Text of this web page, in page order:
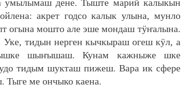
умылымаш дене. Тыште марий калыкын
акрет годсо калык улына, мунло
огына мошто але эше мондаш тӱҥалына.
тидын нерген кычкыраш огеш кӱл, а
шыҥышаш. Кунам кажныже шке
тидым шукташ пижеш. Вара ик сфере
Тыге ме ончыко каена.